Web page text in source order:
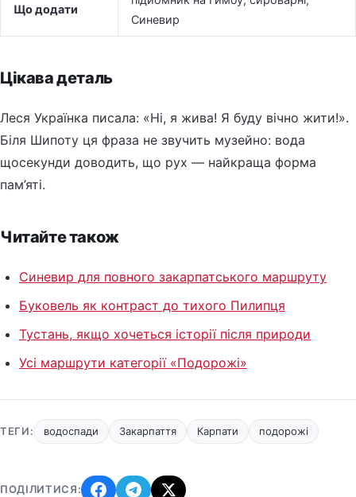
Що додати
Синевир
Цікава деталь
Леся Українка писала: «Ні, я жива! Я буду вічно жити!».
Біля Шипоту ця фраза не звучить музейно: вода
щосекунди доводить, що рух — найкраща форма
пам’яті.
Читайте також
Синевир для повного закарпатського маршруту
Буковель як контраст до тихого Пилипця
Тустань, якщо хочеться історії після природи
Усі маршрути категорії «Подорожі»
ТЕГИ: водоспади Закарпаття Карпати подорожі
ПОДІЛИТИСЯ: